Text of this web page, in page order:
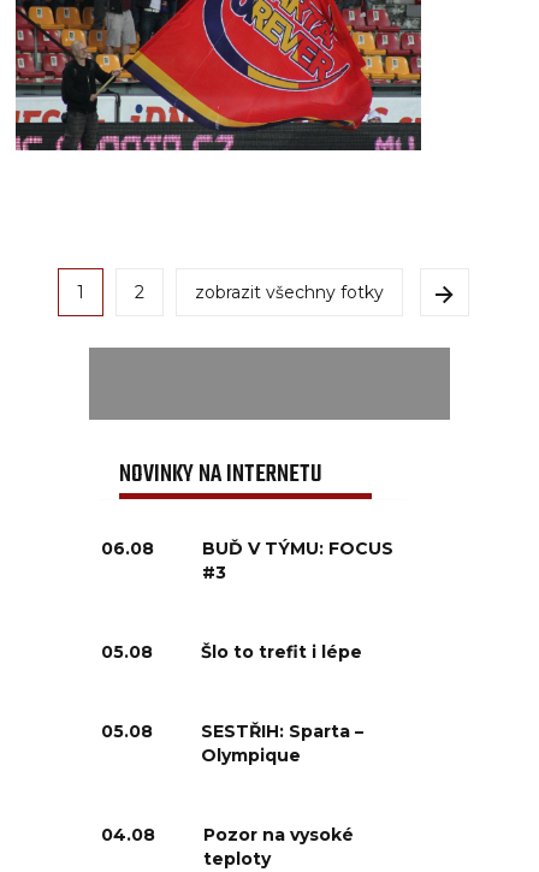
1 2 zobrazit všechny fotky
NOVINKY NA INTERNETU
06.08
BUĎ V TÝMU: FOCUS
#3
05.08 Šlo to trefit i lépe
05.08
SESTŘIH: Sparta –
Olympique
04.08
Pozor na vysoké
teploty